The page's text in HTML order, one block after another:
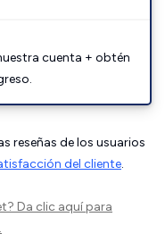
cuenta + obtén
reseñas de los usuarios
del cliente.
Da clic aquípara